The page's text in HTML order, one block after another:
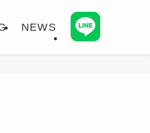
NEWS